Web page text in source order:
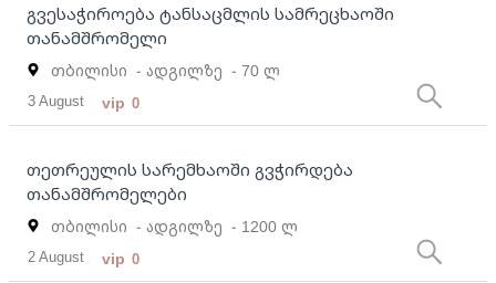
გვესაჭიროება ტანსაცმლის სამრეცხაოში
თანამშრომელი
თბილისი - ადგილზე - 70 ლ
3 August vip 0
თეთრეულის სარემხაოში გვჭირდება
თანამშრომელები
თბილისი - ადგილზე - 1200 ლ
2 August vip 0